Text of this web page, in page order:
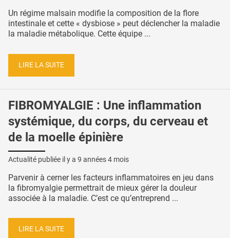
Un régime malsain modifie la composition de la flore
intestinale et cette « dysbiose » peut déclencher la maladie
la maladie métabolique. Cette équipe ...
LIRE LA SUITE
FIBROMYALGIE : Une inflammation
systémique, du corps, du cerveau et
de la moelle épinière
Actualité publiée il y a 9 années 4 mois
Parvenir à cerner les facteurs inflammatoires en jeu dans
la fibromyalgie permettrait de mieux gérer la douleur
associée à la maladie. C’est ce qu’entreprend ...
LIRE LA SUITE